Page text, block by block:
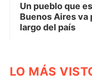
Un pueblo que
Buenos Aires va
largo del país
LO MÁS